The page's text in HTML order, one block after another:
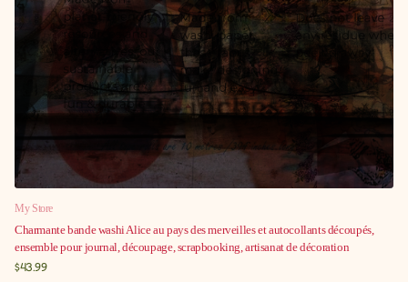
My Store
Charmante bande washi Alice au pays des merveilles et autocollants découpés,
ensemble pour journal, découpage, scrapbooking, artisanat de décoration
$43.99